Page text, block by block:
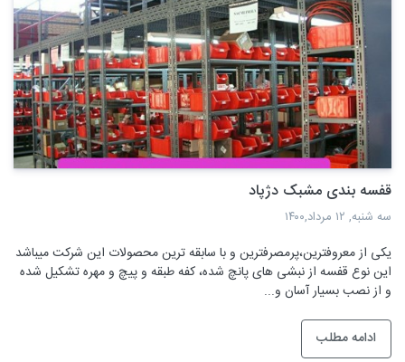
قفسه بندی مشبک دژپاد
سه شنبه, ۱۲ مرداد,۱۴۰۰
یکی از معروفترین،پرمصرفترین و با سابقه ترین محصولات این شرکت میباشد
این نوع قفسه از نبشی های پانچ شده، کفه طبقه و پیچ و مهره تشکیل شده
و از نصب بسیار آسان و...
ادامه مطلب